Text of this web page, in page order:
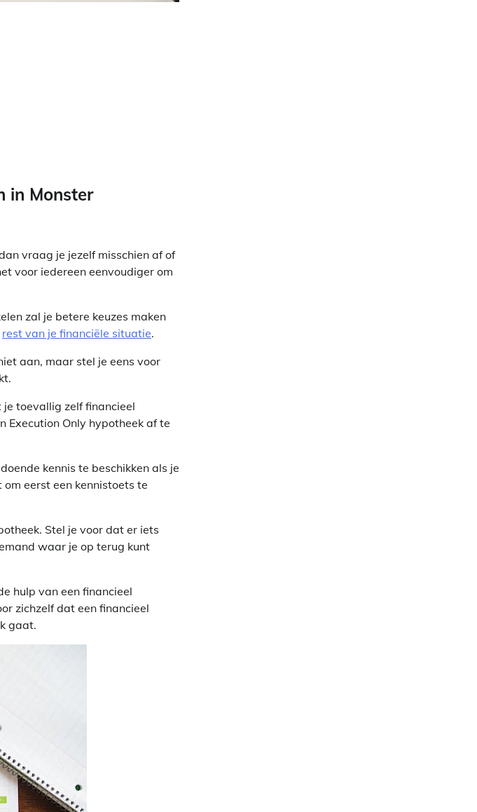
in Monster
vraag je jezelf misschien af of
voor iedereen eenvoudiger om
zal je betere keuzes maken
rest van je financiële situatie.
aan, maar stel je eens voor
toevallig zelf financieel
Execution Only hypotheek af te
kennis te beschikken als je
eerst een kennistoets te
Stel je voor dat er iets
waar je op terug kunt
hulp van een financieel
zichzelf dat een financieel
gaat.